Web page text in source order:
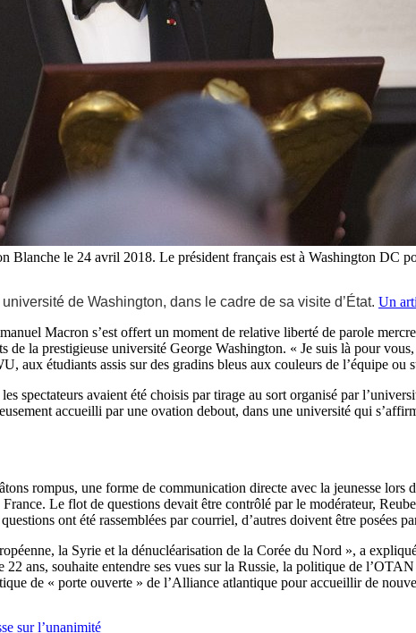
Blanche le 24 avril 2018. Le président français est à Washington DC
de Washington, dans le cadre de sa visite d’État. Un
Macron s’est offert un moment de relative liberté de parole
de la prestigieuse université George Washington. « Je suis là pour
aux étudiants assis sur des gradins bleus aux couleurs de l’équipe ou
spectateurs avaient été choisis par tirage au sort organisé par
accueilli par une ovation debout, dans une université qui
rompus, une forme de communication directe avec la jeunesse lors
Le flot de questions devait être contrôlé par le modérateur,
ont été rassemblées par courriel, d’autres doivent être posées
la Syrie et la dénucléarisation de la Corée du Nord », a
ans, souhaite entendre ses vues sur la Russie, la politique de
de « porte ouverte » de l’Alliance atlantique pour accueillir de
sur l’unanimité